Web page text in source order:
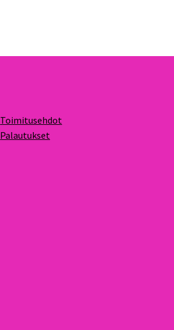
Toimitusehdot
Palautukset